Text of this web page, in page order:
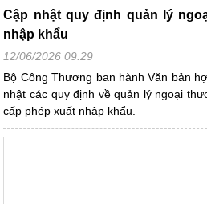
Cập nhật quy định quản lý
nhập khẩu
12/06/2026 09:29
Bộ Công Thương ban hành Văn bản
nhật các quy định về quản lý ngoại
cấp phép xuất nhập khẩu.